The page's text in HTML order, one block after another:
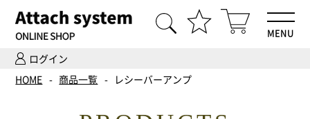
ログイン
MENU
HOME
HOME 商品一覧 レシーバーアンプ